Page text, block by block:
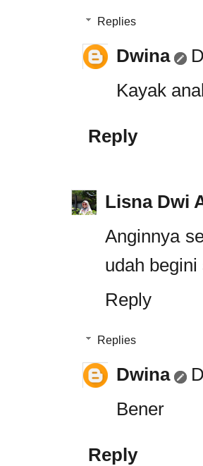
Replies
Dwina
Kayak
Reply
Lisna Dwi
Anginnya
udah
Reply
Replies
Dwina
Bener
Reply